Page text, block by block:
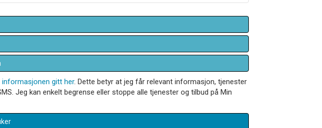
informasjonen gitt her. Dette betyr at jeg får relevant informasjon, tjenester
Jeg kan enkelt begrense eller stoppe alle tjenester og tilbud på Min